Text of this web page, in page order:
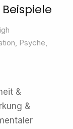
, Psyche,
&
&